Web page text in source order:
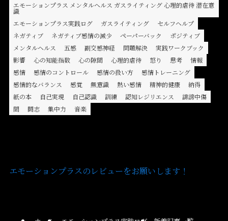
エモーションプラス メンタルヘルス ガスライティング 心理的虐待 潜在意
識
エモーションプラス実践ログ
ガスライティング
セルフヘルプ
ネガティブ
ネガティブ感情の減少 ペーパーバック
ポジティブ
メンタルヘルス
五感 副交感神経 問題解決
実践ワークブック
影響
心の知能指数 心の隙間 心理的虐待 怒り 思考
情報
感情
感情のコントロール 感情の扱い方
感情トレーニング
感情的なバランス
感覚 無意識 熱い感情 精神的健康
納得
紙の本
自己実現 自己認識 訓練 認知レジリエンス
誹謗中傷
間
闘志 集中力 音楽
エモーションプラスのレビューをお願いします！